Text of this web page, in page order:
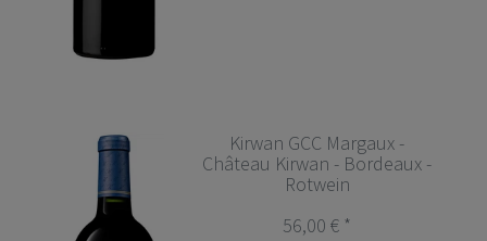
Kirwan GCC Margaux -
Château Kirwan - Bordeaux -
Rotwein
56,00 € *